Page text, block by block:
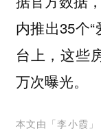
内推出35个
台上，这些
万次曝光。
本文由「 李小霞